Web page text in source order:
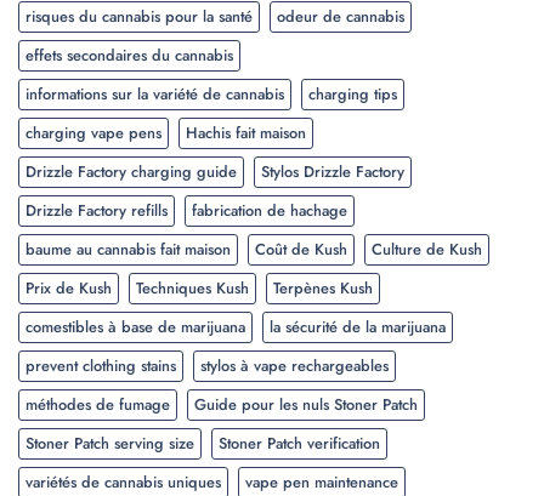
risques du cannabis pour la santé
odeur de cannabis
effets secondaires du cannabis
informations sur la variété de cannabis
charging tips
charging vape pens
Hachis fait maison
Drizzle Factory charging guide
Stylos Drizzle Factory
Drizzle Factory refills
fabrication de hachage
baume au cannabis fait maison
Coût de Kush
Culture de Kush
Prix de Kush
Techniques Kush
Terpènes Kush
comestibles à base de marijuana
la sécurité de la marijuana
prevent clothing stains
stylos à vape rechargeables
méthodes de fumage
Guide pour les nuls Stoner Patch
Stoner Patch serving size
Stoner Patch verification
variétés de cannabis uniques
vape pen maintenance